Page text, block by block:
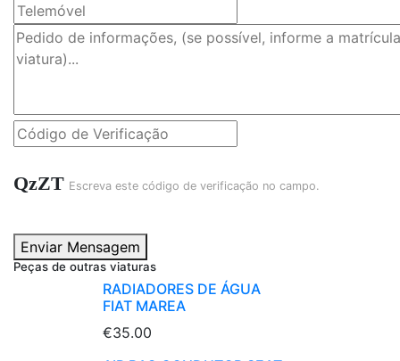
QzZT Escreva este código de verificação no campo.
Enviar Mensagem
Peças de outras viaturas
RADIADORES DE ÁGUA
FIAT MAREA
€35.00